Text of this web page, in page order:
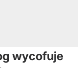
wycofuje